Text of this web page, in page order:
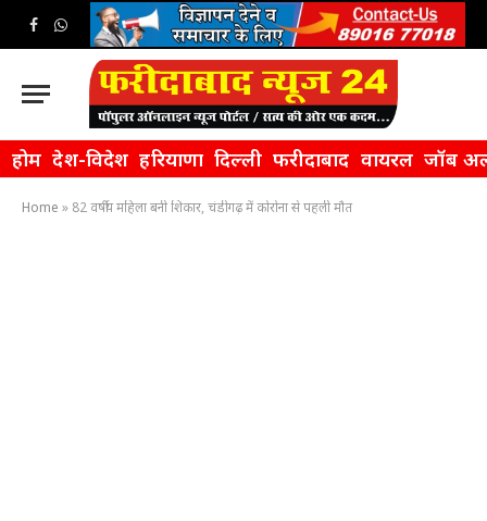
Facebook
WhatsApp
होम देश-विदेश हरियाणा दिल्ली फरीदाबाद वायरल जॉब
Home » 82 वर्षीय महिला बनी शिकार, चंडीगढ़ में कोरोना से पहली मौत